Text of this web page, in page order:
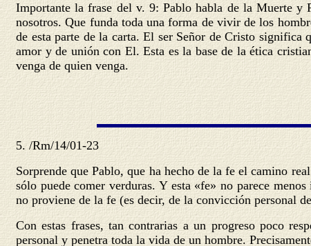
Importante la frase del v. 9: Pablo habla de la Muerte y
nosotros. Que funda toda una forma de vivir de los
de esta parte de la carta. El ser Señor de Cristo significa
amor y de unión con El. Esta es la base de la ética
venga de quien venga.
5./Rm/14/01-23
Sorprende que Pablo, que ha hecho de la fe el camino
sólo puede comer verduras. Y esta «fe» no parece
no proviene de la fe (es decir, de la convicción personal
Con estas frases, tan contrarias a un progreso poco
personal y penetra toda la vida de un hombre.